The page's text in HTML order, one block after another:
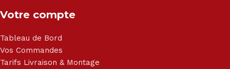
Votre compte
Tableau de Bord
Vos Commandes
Tarifs Livraison & Montage